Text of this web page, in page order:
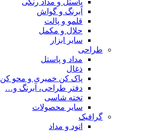
پاستل و مداد رنگی
آبرنگ و گواش
قلمو و پالت
حلال و مکمل
سایر ابزار
طراحی
مداد و پاستل
ذغال
پاک کن خمیری و محو کن
دفتر طراحی، آبرنگ و…
تخته شاسی
سایر محصولات
گرافیک
اتود و مداد